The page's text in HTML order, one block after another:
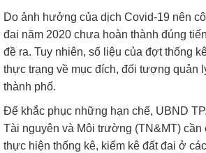
Do ảnh hưởng của dịch Covid-19 nên
đai năm 2020 chưa hoàn thành đúng
đề ra. Tuy nhiên, số liệu của đợt thống
thực trạng về mục đích, đối tượng quản
thành phố.
Để khắc phục những hạn chế, UBND
Tài nguyên và Môi trường (TN&MT) cần
thực hiện thống kê, kiểm kê đất đai ở